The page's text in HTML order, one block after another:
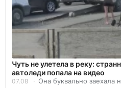
Чуть не улетела в реку:
автоледи попала на видео
07.08 Она буквально заехала